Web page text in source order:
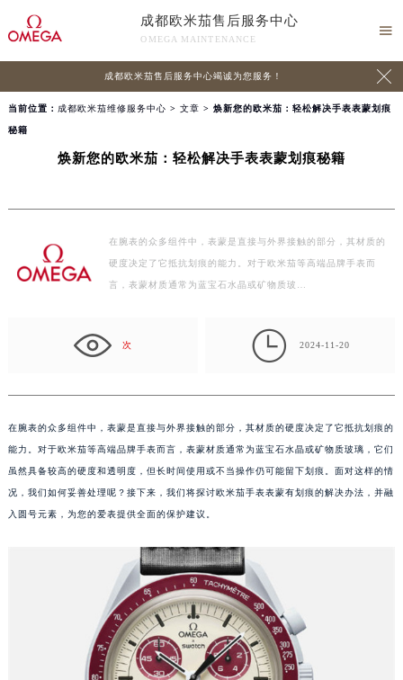
成都欧米茄售后服务中心
OMEGA MAINTENANCE

成都欧米茄售后服务中心竭诚为您服务！ 
当前位置： 成都欧米茄维修服务中心 > 文章 > 焕新您的欧米茄：轻松解决手表表蒙划痕
秘籍
焕新您的欧米茄：轻松解决手表表蒙划痕秘籍
在腕表的众多组件中，表蒙是直接与外界接触的部分，其材质的
硬度决定了它抵抗划痕的能力。对于欧米茄等高端品牌手表而
言，表蒙材质通常为蓝宝石水晶或矿物质玻…
次  2024-11-20
在腕表的众多组件中，表蒙是直接与外界接触的部分，其材质的硬度决定了它抵抗划痕的
能力。对于欧米茄等高端品牌手表而言，表蒙材质通常为蓝宝石水晶或矿物质玻璃，它们
虽然具备较高的硬度和透明度，但长时间使用或不当操作仍可能留下划痕。面对这样的情
况，我们如何妥善处理呢？接下来，我们将探讨欧米茄手表表蒙有划痕的解决办法，并融
入圆号元素，为您的爱表提供全面的保护建议。